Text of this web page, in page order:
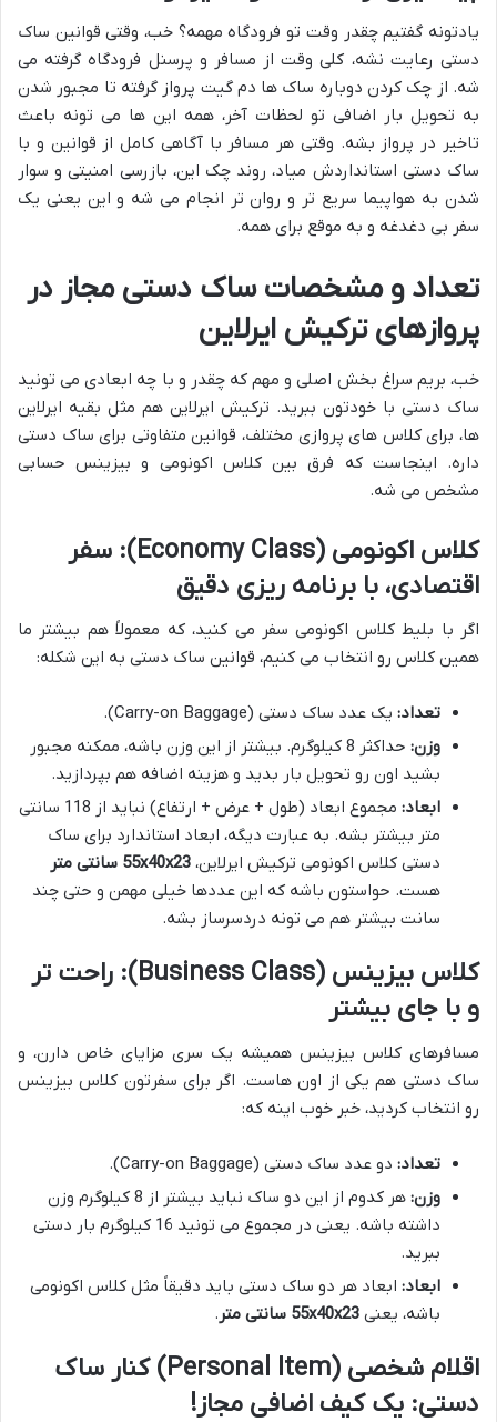
یادتونه گفتیم چقدر وقت تو فرودگاه مهمه؟ خب، وقتی قوانین ساک
دستی رعایت نشه، کلی وقت از مسافر و پرسنل فرودگاه گرفته می
شه. از چک کردن دوباره ساک ها دم گیت پرواز گرفته تا مجبور شدن
به تحویل بار اضافی تو لحظات آخر، همه این ها می تونه باعث
تاخیر در پرواز بشه. وقتی هر مسافر با آگاهی کامل از قوانین و با
ساک دستی استانداردش میاد، روند چک این، بازرسی امنیتی و سوار
شدن به هواپیما سریع تر و روان تر انجام می شه و این یعنی یک
سفر بی دغدغه و به موقع برای همه.
تعداد و مشخصات ساک دستی مجاز در
پروازهای ترکیش ایرلاین
خب، بریم سراغ بخش اصلی و مهم که چقدر و با چه ابعادی می تونید
ساک دستی با خودتون ببرید. ترکیش ایرلاین هم مثل بقیه ایرلاین
ها، برای کلاس های پروازی مختلف، قوانین متفاوتی برای ساک دستی
داره. اینجاست که فرق بین کلاس اکونومی و بیزینس حسابی
مشخص می شه.
کلاس اکونومی (Economy Class): سفر
اقتصادی، با برنامه ریزی دقیق
اگر با بلیط کلاس اکونومی سفر می کنید، که معمولاً هم بیشتر ما
همین کلاس رو انتخاب می کنیم، قوانین ساک دستی به این شکله:
تعداد: یک عدد ساک دستی (Carry-on Baggage).
وزن:
حداکثر 8 کیلوگرم. بیشتر از این وزن باشه، ممکنه مجبور
بشید اون رو تحویل بار بدید و هزینه اضافه هم بپردازید.
ابعاد:
مجموع ابعاد (طول + عرض + ارتفاع) نباید از 118 سانتی
متر بیشتر بشه. به عبارت دیگه، ابعاد استاندارد برای ساک
دستی کلاس اکونومی ترکیش ایرلاین، 55x40x23 سانتی متر
هست. حواستون باشه که این عددها خیلی مهمن و حتی چند
سانت بیشتر هم می تونه دردسرساز بشه.
کلاس بیزینس (Business Class): راحت تر
و با جای بیشتر
مسافرهای کلاس بیزینس همیشه یک سری مزایای خاص دارن، و
ساک دستی هم یکی از اون هاست. اگر برای سفرتون کلاس بیزینس
رو انتخاب کردید، خبر خوب اینه که:
تعداد: دو عدد ساک دستی (Carry-on Baggage).
وزن:
هر کدوم از این دو ساک نباید بیشتر از 8 کیلوگرم وزن
داشته باشه. یعنی در مجموع می تونید 16 کیلوگرم بار دستی
ببرید.
ابعاد: ابعاد هر دو ساک دستی باید دقیقاً مثل کلاس اکونومی
باشه، یعنی 55x40x23 سانتی متر .
اقلام شخصی (Personal Item) کنار ساک
دستی: یک کیف اضافی مجاز!